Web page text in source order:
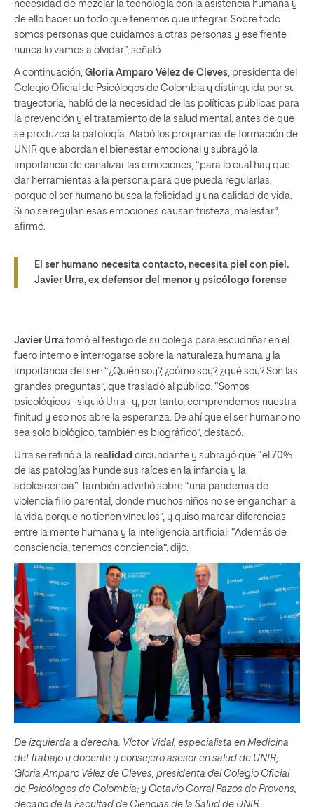
necesidad de mezclar la tecnología con la asistencia humana y
de ello hacer un todo que tenemos que integrar. Sobre todo
somos personas que cuidamos a otras personas y ese frente
nunca lo vamos a olvidar”, señaló.
A continuación, Gloria Amparo Vélez de Cleves, presidenta del
Colegio Oficial de Psicólogos de Colombia y distinguida por su
trayectoria, habló de la necesidad de las políticas públicas para
la prevención y el tratamiento de la salud mental, antes de que
se produzca la patología. Alabó los programas de formación de
UNIR que abordan el bienestar emocional y subrayó la
importancia de canalizar las emociones, “para lo cual hay que
dar herramientas a la persona para que pueda regularlas,
porque el ser humano busca la felicidad y una calidad de vida.
Si no se regulan esas emociones causan tristeza, malestar”,
afirmó.
El ser humano necesita contacto, necesita piel con piel.
Javier Urra, ex defensor del menor y psicólogo forense
Javier Urra tomó el testigo de su colega para escudriñar en el
fuero interno e interrogarse sobre la naturaleza humana y la
importancia del ser: “¿Quién soy?, ¿cómo soy?, ¿qué soy? Son las
grandes preguntas”, que trasladó al público. “Somos
psicológicos -siguió Urra- y, por tanto, comprendemos nuestra
finitud y eso nos abre la esperanza. De ahí que el ser humano no
sea solo biológico, también es biográfico”, destacó.
Urra se refirió a la realidad circundante y subrayó que “el 70%
de las patologías hunde sus raíces en la infancia y la
adolescencia”. También advirtió sobre “una pandemia de
violencia filio parental, donde muchos niños no se enganchan a
la vida porque no tienen vínculos”, y quiso marcar diferencias
entre la mente humana y la inteligencia artificial: “Además de
consciencia, tenemos conciencia”, dijo.
De izquierda a derecha: Víctor Vidal, especialista en Medicina
del Trabajo y docente y consejero asesor en salud de UNIR;
Gloria Amparo Vélez de Cleves, presidenta del Colegio Oficial
de Psicólogos de Colombia; y Octavio Corral Pazos de Provens,
decano de la Facultad de Ciencias de la Salud de UNIR.